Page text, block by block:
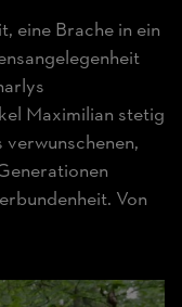
eine Brache in ein
Maximilian stetig
Von